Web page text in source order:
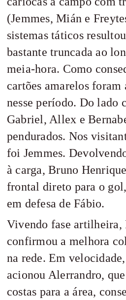
(Jemmes, Mián e
sistemas táticos
bastante truncada ao
meia-hora. Como
cartões amarelos foram
nesse período. Do lado
Gabriel, Allex e
pendurados. Nos
foi Jemmes.
à carga, Bruno
frontal direto para o
em defesa de Fábio.
Vivendo fase artilheira,
confirmou a melhora
na rede. Em
acionou Alerrandro,
costas para a área,